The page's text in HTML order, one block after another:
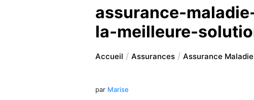
assurance-
la-meilleure-
Accueil Assurances Assurance
par Marise